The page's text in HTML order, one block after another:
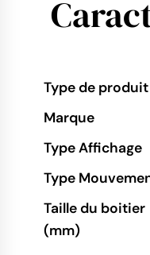
Type de produit
Marque
Type Affichage
Type
Taille du boitier
(mm)